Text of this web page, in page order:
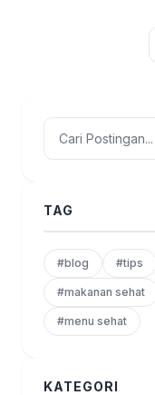
TAG
#blog #tips
#makanan sehat
#menu sehat
KATEGORI